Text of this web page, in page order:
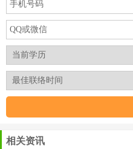
相关资讯